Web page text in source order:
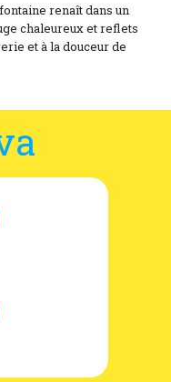
renaît dans un
chaleureux et reflets
et à la douceur de